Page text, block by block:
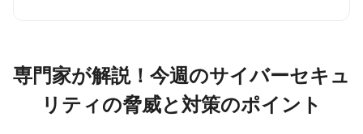
専門家が解説！今週のサイバーセキュ
リティの脅威と対策のポイント